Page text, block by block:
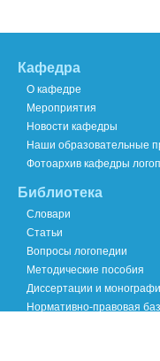
Кафедра
О кафедре
Мероприятия
Новости кафедры
Наши образовательные
Фотоархив кафедры
Библиотека
Словари
Статьи
Вопросы логопедии
Методические пособия
Диссертации и
Нормативно-правовая